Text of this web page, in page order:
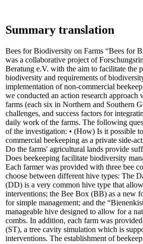
Summary translation
Bees for Biodiversity on Farms “Bees for
was a collaborative project of
Beratung e.V. with the aim to facilitate the
biodiversity and requirements of
implementation of non-commercial
we conducted an action research
farms (each six in Northern and Southern
challenges, and success factors for
daily work of the farms. The following
of the investigation: • (How) Is it possible
commercial beekeeping as a private side-
Do the farms' agricultural lands provide
Does beekeeping facilitate biodiversity
Each farmer was provided with three bee
choose between different hive types: The
(DD) is a very common hive type that
interventions; the Bee Box (BB) as a new
for simple management; and the
manageable hive designed to allow for a
combs. In addition, each farm was
(ST), a tree cavity simulation which is
interventions. The establishment of